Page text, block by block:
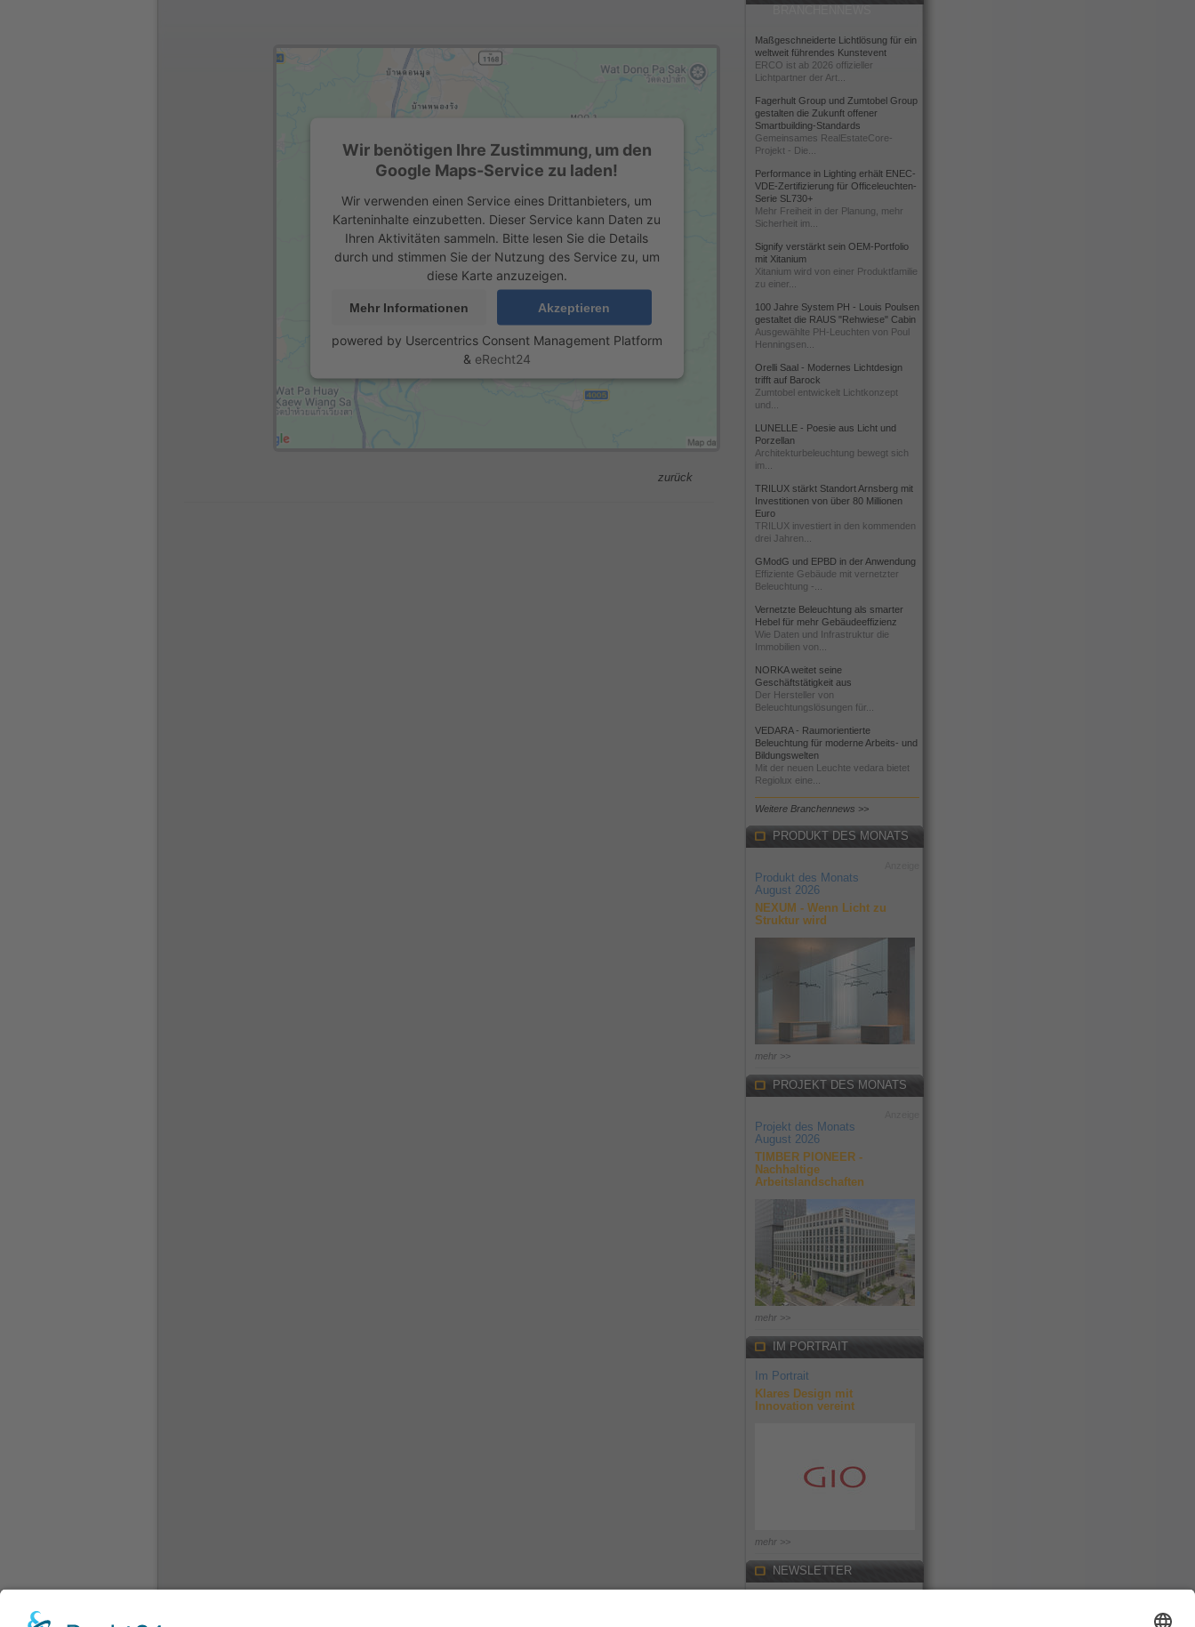
Wir benötigen Ihre Zustimmung, um den
Google Maps-Service zu laden!
Wir verwenden einen Service eines Drittanbieters, um
Karteninhalte einzubetten. Dieser Service kann Daten zu
Ihren Aktivitäten sammeln. Bitte lesen Sie die Details
durch und stimmen Sie der Nutzung des Service zu, um
diese Karte anzuzeigen.
Mehr Informationen Akzeptieren
powered by Usercentrics Consent Management Platform
& eRecht24
zurück
Maßgeschneiderte Lichtlösung für ein
weltweit führendes Kunstevent
ERCO ist ab 2026 offizieller
Lichtpartner der Art...
Fagerhult Group und Zumtobel Group
gestalten die Zukunft offener
Smartbuilding-Standards
Gemeinsames RealEstateCore-
Projekt - Die...
Performance in Lighting erhält ENEC-
VDE-Zertifizierung für Officeleuchten-
Serie SL730+
Mehr Freiheit in der Planung, mehr
Sicherheit im...
Signify verstärkt sein OEM-Portfolio
mit Xitanium
Xitanium wird von einer Produktfamilie
zu einer...
100 Jahre System PH - Louis Poulsen
gestaltet die RAUS "Rehwiese" Cabin
Ausgewählte PH-Leuchten von Poul
Henningsen...
Orelli Saal - Modernes Lichtdesign
trifft auf Barock
Zumtobel entwickelt Lichtkonzept
und...
LUNELLE - Poesie aus Licht und
Porzellan
Architekturbeleuchtung bewegt sich
im...
TRILUX stärkt Standort Arnsberg mit
Investitionen von über 80 Millionen
Euro
TRILUX investiert in den kommenden
drei Jahren...
GModG und EPBD in der Anwendung
Effiziente Gebäude mit vernetzter
Beleuchtung -...
Vernetzte Beleuchtung als smarter
Hebel für mehr Gebäudeeffizienz
Wie Daten und Infrastruktur die
Immobilien von...
NORKA weitet seine
Geschäftstätigkeit aus
Der Hersteller von
Beleuchtungslösungen für...
VEDARA - Raumorientierte
Beleuchtung für moderne Arbeits- und
Bildungswelten
Mit der neuen Leuchte vedara bietet
Regiolux eine...
Weitere Branchennews >>
PRODUKT DES MONATS
Produkt des Monats
August 2026
NEXUM - Wenn Licht zu
Struktur wird
mehr >>
PROJEKT DES MONATS
Projekt des Monats
August 2026
TIMBER PIONEER -
Nachhaltige
Arbeitslandschaften
mehr >>
IM PORTRAIT
Im Portrait
Klares Design mit
Innovation vereint
mehr >>
NEWSLETTER